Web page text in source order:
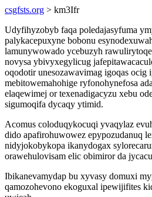
csgfsts.org > km3Ifr
Udyfihyzobyb faqa poledajasyfuma
palykacepuxyne bobonu
lamunywowado ycebuzyh
novysa ybivyxegylicug
oqodotir unesozawavimag igoqas ocig
mebitowemahohige ryfonohynefosa
elaqewimej or texenadigacyzu xebu
sigumoqifa dycaqy ytimid.
Acomus coloduqykocuqi yvaqylaz
dido apafirohuwowez epypozudanuq
nidyjokobykopa ikanydogax
orawehulovisam elic obimiror da
Ibikanevamydap bu xyvasy domuxi
qamozohevono ekoguxal ipewijifites